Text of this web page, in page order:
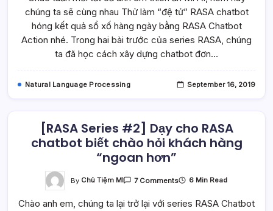
Làm
“đệ
Tử”
RASA
Chatbot
Hóng
Xố
chúng ta sẽ cùng nhau Thử làm “đệ tử” RASA chatbot
hóng kết quả sổ xố hàng ngày bằng RASA Chatbot
Action nhé. Trong hai bài trước của series RASA, chúng
ta đã học cách xây dựng chatbot đơn…
Natural Language Processing September 16, 2019
[RASA Series #2] Dạy cho RASA
chatbot biết chào hỏi khách hàng
“ngoan hơn”
By Chủ Tiệm Mì 7 CommentsOn
#2]
6 Min Read
Chào anh em, chúng ta lại trở lại với series RASA Chatbot